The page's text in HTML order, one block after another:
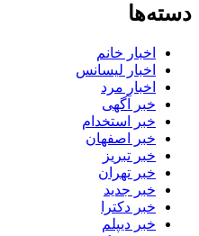
دسته‌ها
اخبار خانم
اخبار لیسانس
اخبار مرد
خبر آگهی
خبر استخدام
خبر اصفهان
خبر تبریز
خبر تهران
خبر جدید
خبر دکترا
خبر دیپلم